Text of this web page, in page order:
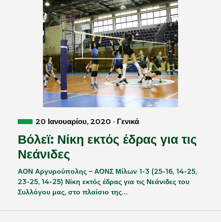
20 Ιανουαρίου, 2020 · Γενικά
Βόλεϊ: Νίκη εκτός έδρας για τις
Νεάνιδες
ΑΟΝ Αργυρούπολης – ΑΟΝΣ Μίλων 1-3 (25-16, 14-25,
23-25, 14-25) Νίκη εκτός έδρας για τις Νεάνιδες του
Συλλόγου μας, στο πλαίσιο της…